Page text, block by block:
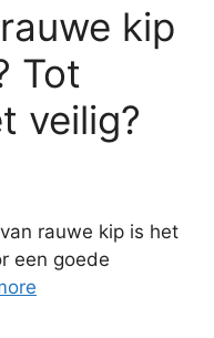
kip
Tot
veilig?
rauwe kip is het
een goede